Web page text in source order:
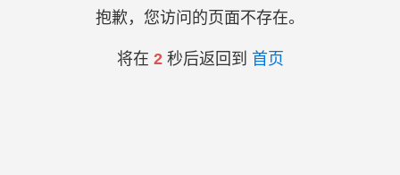
抱歉，您访问的页面不存在。
将在 2秒后返回到 首页